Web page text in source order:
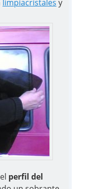
limpiacristales y
el perfil del